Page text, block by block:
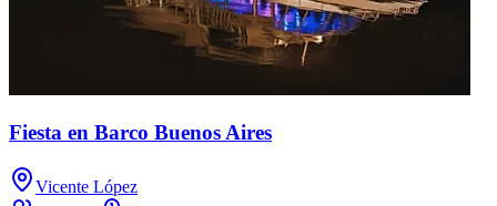
Fiesta en Barco Buenos Aires
Vicente López